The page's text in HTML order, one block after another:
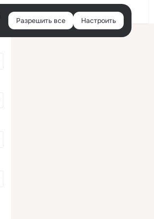
Войти
Разрешить все Настроить